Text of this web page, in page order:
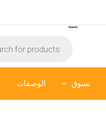
Search
search
تسوق الوصفات